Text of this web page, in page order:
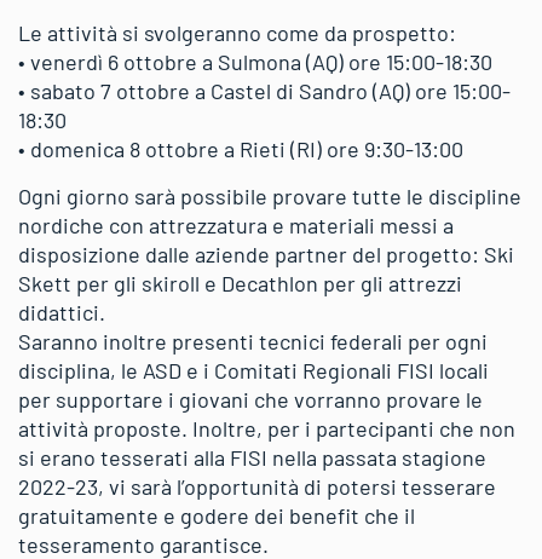
Le attività si svolgeranno come da prospetto:
• venerdì 6 ottobre a Sulmona (AQ) ore 15:00-18:30
• sabato 7 ottobre a Castel di Sandro (AQ) ore 15:00-
18:30
• domenica 8 ottobre a Rieti (RI) ore 9:30-13:00
Ogni giorno sarà possibile provare tutte le discipline
nordiche con attrezzatura e materiali messi a
disposizione dalle aziende partner del progetto: Ski
Skett per gli skiroll e Decathlon per gli attrezzi
didattici.
Saranno inoltre presenti tecnici federali per ogni
disciplina, le ASD e i Comitati Regionali FISI locali
per supportare i giovani che vorranno provare le
attività proposte. Inoltre, per i partecipanti che non
si erano tesserati alla FISI nella passata stagione
2022-23, vi sarà l’opportunità di potersi tesserare
gratuitamente e godere dei benefit che il
tesseramento garantisce.